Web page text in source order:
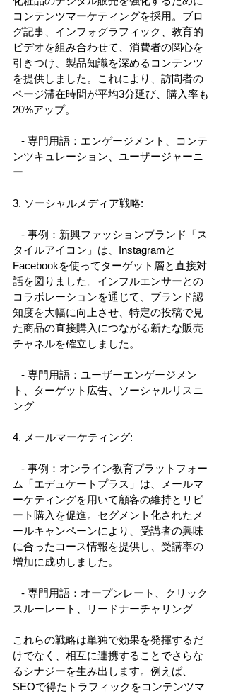
コンテンツマーケティングを採用。ブロ
グ記事、インフォグラフィック、教育的
ビデオを組み合わせて、消費者の関心を
引きつけ、製品知識を深めるコンテンツ
を提供しました。これにより、訪問者の
ページ滞在時間が平均3分延び、購入率も
20%アップ。
- 専門用語：エンゲージメント、コンテ
ンツキュレーション、ユーザージャーニ
ー
3. ソーシャルメディア戦略:
- 事例：新興ファッションブランド「ス
タイルアイコン」は、Instagramと
Facebookを使ってターゲット層と直接対
話を図りました。インフルエンサーとの
コラボレーションを通じて、ブランド認
知度を大幅に向上させ、特定の投稿で見
た商品の直接購入につながる新たな販売
チャネルを確立しました。
- 専門用語：ユーザーエンゲージメン
ト、ターゲット広告、ソーシャルリスニ
ング
4. メールマーケティング:
- 事例：オンライン教育プラットフォー
ム「エデュケートプラス」は、メールマ
ーケティングを用いて顧客の維持とリピ
ート購入を促進。セグメント化されたメ
ールキャンペーンにより、受講者の興味
に合ったコース情報を提供し、受講率の
増加に成功しました。
- 専門用語：オープンレート、クリック
スルーレート、リードナーチャリング
これらの戦略は単独で効果を発揮するだ
けでなく、相互に連携することでさらな
るシナジーを生み出します。例えば、
SEOで得たトラフィックをコンテンツマ